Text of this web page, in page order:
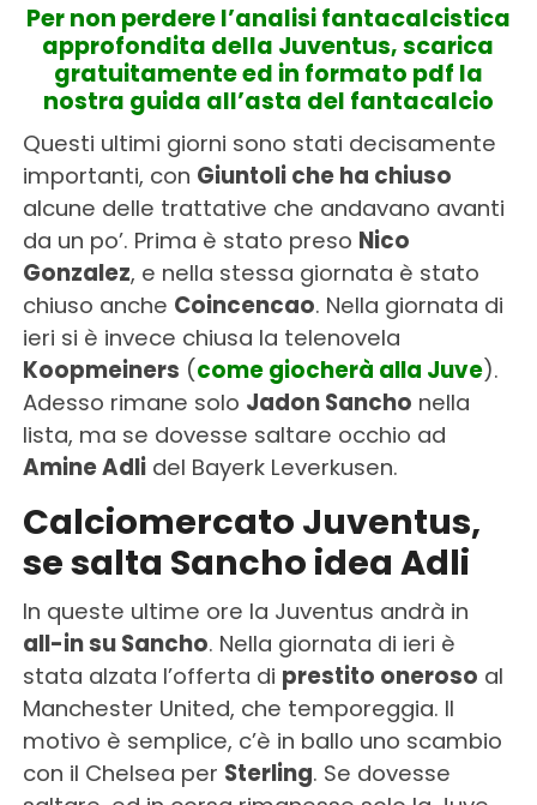
Per non perdere l’analisi fantacalcistica
approfondita della Juventus, scarica
gratuitamente ed in formato pdf la
nostra guida all’asta del fantacalcio
Questi ultimi giorni sono stati decisamente
importanti, con Giuntoli che ha chiuso
alcune delle trattative che andavano avanti
da un po’. Prima è stato preso Nico
Gonzalez, e nella stessa giornata è stato
chiuso anche Coincencao. Nella giornata di
ieri si è invece chiusa la telenovela
Koopmeiners (come giocherà alla Juve).
Adesso rimane solo Jadon Sancho nella
lista, ma se dovesse saltare occhio ad
Amine Adlidel Bayerk Leverkusen.
Calciomercato Juventus,
se salta Sancho idea Adli
In queste ultime ore la Juventus andrà in
all-in su Sancho. Nella giornata di ieri è
stata alzata l’offerta di prestito oneroso al
Manchester United, che temporeggia. Il
motivo è semplice, c’è in ballo uno scambio
con il Chelsea per Sterling. Se dovesse